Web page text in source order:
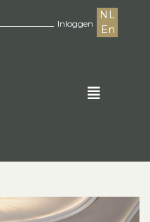
Inloggen
NL
En